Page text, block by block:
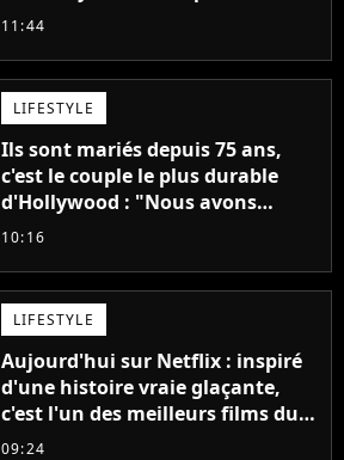
annonce son premier album,
11:44
LIFESTYLE
Ils sont mariés depuis 75 ans,
c'est le couple le plus durable
d'Hollywood : "Nous avons
avancé jour après jour, et les
décennies"
10:16
LIFESTYLE
Aujourd'hui sur Netflix : inspiré
d'une histoire vraie glaçante,
c'est l'un des meilleurs films du
21ème siècle
09:24